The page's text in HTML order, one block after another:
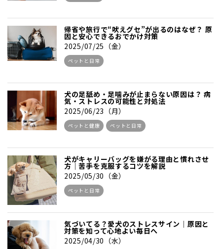
帰省や旅行で“吠えグセ”が出るのはなぜ？ 原
因と安心できるおでかけ対策
2025/07/25（金）
ペットと日常
犬の足舐め・足噛みが止まらない原因は？ 病
気・ストレスの可能性と対処法
2025/06/23（月）
ペットと健康 ペットと日常
犬がキャリーバッグを嫌がる理由と慣れさせ
方｜苦手を克服するコツを解説
2025/05/30（金）
ペットと日常
気づいてる？愛犬のストレスサイン｜原因と
対策を知って心地よい毎日へ
2025/04/30（水）